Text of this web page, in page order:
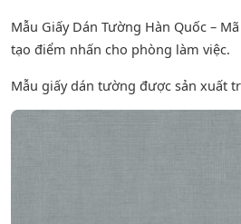
Mẫu Giấy Dán Tường Hàn Quốc –
tạo điểm nhấn cho phòng làm việc.
Mẫu giấy dán tường được sản xuất